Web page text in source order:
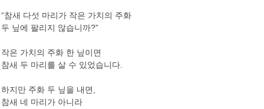
“참새 다섯 마리가 작은 가치의 주화
두 닢에 팔리지 않습니까?”
작은 가치의 주화 한 닢이면
참새 두 마리를 살 수 있었습니다.
하지만 주화 두 닢을 내면,
참새 네 마리가 아니라